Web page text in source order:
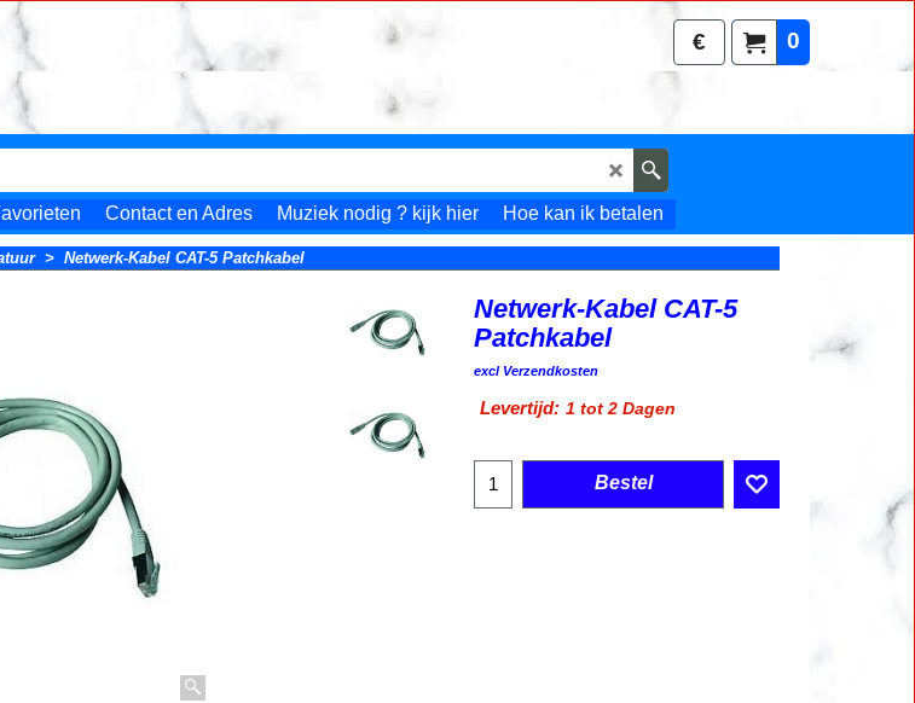
0
€
Contact en Adres Muziek nodig ? kijk hier Hoe kan ik betalen
> Netwerk-Kabel CAT-5 Patchkabel
Netwerk-Kabel CAT-5
Patchkabel
excl Verzendkosten
Levertijd: 1 tot 2 Dagen
Bestel